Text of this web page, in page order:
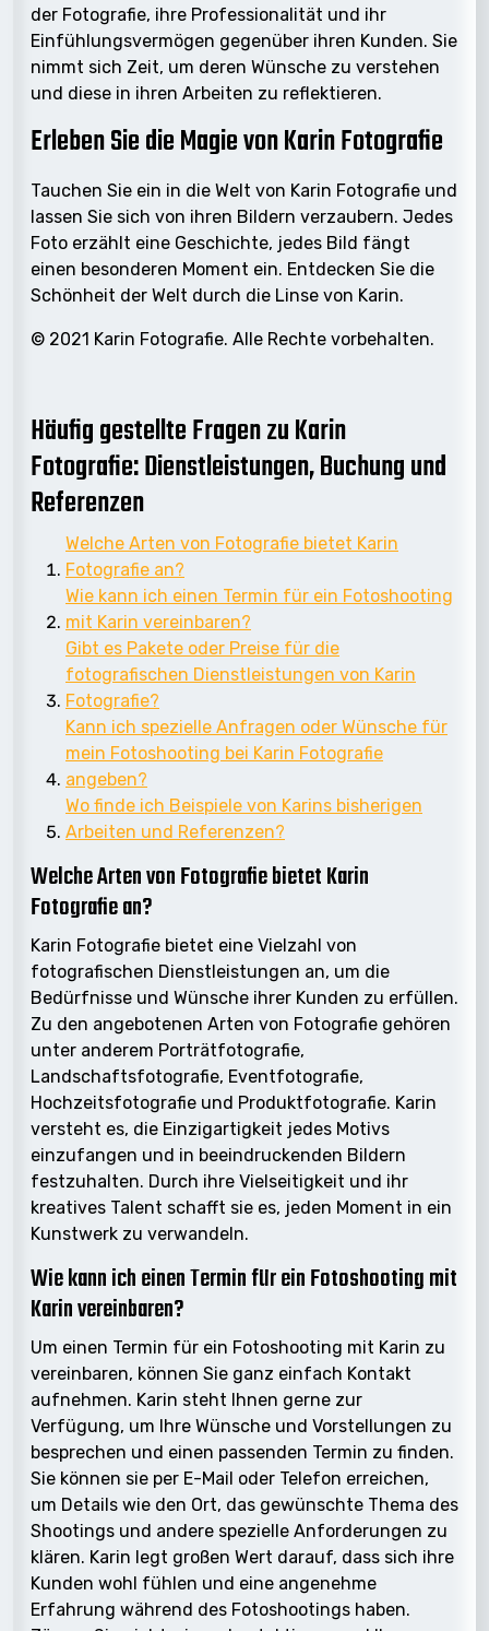
der Fotografie, ihre Professionalität und ihr
Einfühlungsvermögen gegenüber ihren Kunden. Sie
nimmt sich Zeit, um deren Wünsche zu verstehen
und diese in ihren Arbeiten zu reflektieren.
Erleben Sie die Magie von Karin Fotografie
Tauchen Sie ein in die Welt von Karin Fotografie und
lassen Sie sich von ihren Bildern verzaubern. Jedes
Foto erzählt eine Geschichte, jedes Bild fängt
einen besonderen Moment ein. Entdecken Sie die
Schönheit der Welt durch die Linse von Karin.
© 2021 Karin Fotografie. Alle Rechte vorbehalten.
Häufig gestellte Fragen zu Karin
Fotografie: Dienstleistungen, Buchung und
Referenzen
Welche Arten von Fotografie bietet Karin
Fotografie an?
Wie kann ich einen Termin für ein Fotoshooting
mit Karin vereinbaren?
Gibt es Pakete oder Preise für die
fotografischen Dienstleistungen von Karin
Fotografie?
Kann ich spezielle Anfragen oder Wünsche für
mein Fotoshooting bei Karin Fotografie
angeben?
Wo finde ich Beispiele von Karins bisherigen
Arbeiten und Referenzen?
Welche Arten von Fotografie bietet Karin
Fotografie an?
Karin Fotografie bietet eine Vielzahl von
fotografischen Dienstleistungen an, um die
Bedürfnisse und Wünsche ihrer Kunden zu erfüllen.
Zu den angebotenen Arten von Fotografie gehören
unter anderem Porträtfotografie,
Landschaftsfotografie, Eventfotografie,
Hochzeitsfotografie und Produktfotografie. Karin
versteht es, die Einzigartigkeit jedes Motivs
einzufangen und in beeindruckenden Bildern
festzuhalten. Durch ihre Vielseitigkeit und ihr
kreatives Talent schafft sie es, jeden Moment in ein
Kunstwerk zu verwandeln.
Wie kann ich einen Termin für ein Fotoshooting mit
Karin vereinbaren?
Um einen Termin für ein Fotoshooting mit Karin zu
vereinbaren, können Sie ganz einfach Kontakt
aufnehmen. Karin steht Ihnen gerne zur
Verfügung, um Ihre Wünsche und Vorstellungen zu
besprechen und einen passenden Termin zu finden.
Sie können sie per E-Mail oder Telefon erreichen,
um Details wie den Ort, das gewünschte Thema des
Shootings und andere spezielle Anforderungen zu
klären. Karin legt großen Wert darauf, dass sich ihre
Kunden wohl fühlen und eine angenehme
Erfahrung während des Fotoshootings haben.